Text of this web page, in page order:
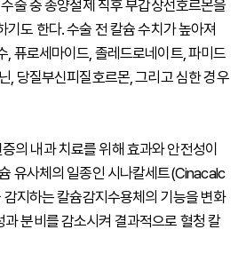
술 중 종양절제 직후 부갑상선호르몬을
도 한다. 수술 전 칼슘 수치가 높아져
, 퓨로세마이드, 졸레드로네이트, 파미드
, 당질부신피질호르몬, 그리고 심한 경우
의 내과 치료를 위해 효과와 안전성이
유사체의 일종인 시나칼세트(Cinacalc
지하는 칼슘감지수용체의 기능을 변화
분비를 감소시켜 결과적으로 혈청 칼